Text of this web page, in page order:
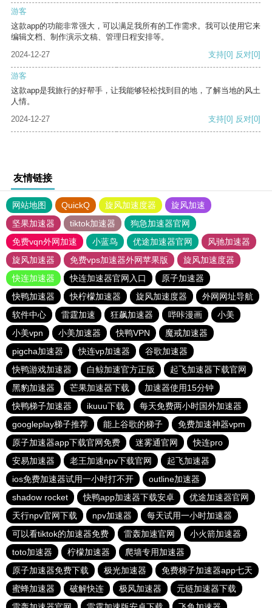
游客
这款app的功能非常强大，可以满足我所有的工作需求。我可以使用它来
编辑文档、制作演示文稿、管理日程安排等。
2024-12-27
支持[0] 反对[0]
游客
这款app是我旅行的好帮手，让我能够轻松找到目的地，了解当地的风土
人情。
2024-12-27
支持[0] 反对[0]
友情链接
网站地图 QuickQ 旋风加速度器
旋风加速
坚果加速器
tiktok加速器
狗急加速器官网
免费vqn外网加速
小蓝鸟 优途加速器官网
风驰加速器
旋风加速器
免费vps加速器外网苹果版
旋风加速度器
快连加速器
快连加速器官网入口
原子加速器
快鸭加速器
快柠檬加速器 旋风加速度器
外网网址导航
软件中心
雷霆加速 狂飙加速器 哔咔漫画
小美
小美vpn
小美加速器 快鸭VPN
魔戒加速器
pigcha加速器
快连vp加速器
谷歌加速器
快鸭游戏加速器
白鲸加速官方正版
起飞加速器下载官网
黑豹加速器
芒果加速器下载
加速器使用15分钟
快鸭梯子加速器
ikuuu下载
每天免费两小时国外加速器
googleplay梯子推荐
能上谷歌的梯子
免费加速神器vpm
原子加速器app下载官网免费
迷雾通官网
快连pro
安易加速器
老王加速npv下载官网
起飞加速器
ios免费加速器试用一小时打不开
outline加速器
shadow rocket
快鸭app加速器下载安卓
优途加速器官网
天行npv官网下载
npv加速器
每天试用一小时加速器
可以看tiktok的加速器免费
雷轰加速官网
小火箭加速器
toto加速器
柠檬加速器
爬墙专用加速器
原子加速器免费下载
极光加速器
免费梯子加速器app七天
蜜蜂加速器
破解快连 极风加速器
元链加速器下载